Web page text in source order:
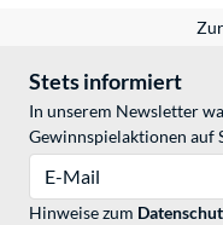
Stets informiert
In unserem Newsletter
Gewinnspielaktionen auf
Hinweise zum